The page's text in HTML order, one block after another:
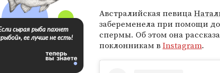
Австралийская певица
забеременела при помощи
спермы. Об этом она
поклонникам вInstagram.
сырая рыба пахнет
ее лучше не есть!